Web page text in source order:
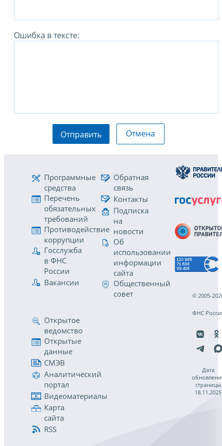
Ошибка в тексте:
Отправить Отмена
Программные
средства
Перечень
обязательных
требований
Противодействие
коррупции
Госслужба
в ФНС
России
Вакансии
Обратная
связь
Контакты
Подписка
на
новости
Об
использовании
информации
сайта
Общественный
совет
Открытое
ведомство
Открытые
данные
СМЭВ
Аналитический
портал
Видеоматериалы
Карта
сайта
RSS
© 2005-
ФНС
Дата
страницы
18.11.2025